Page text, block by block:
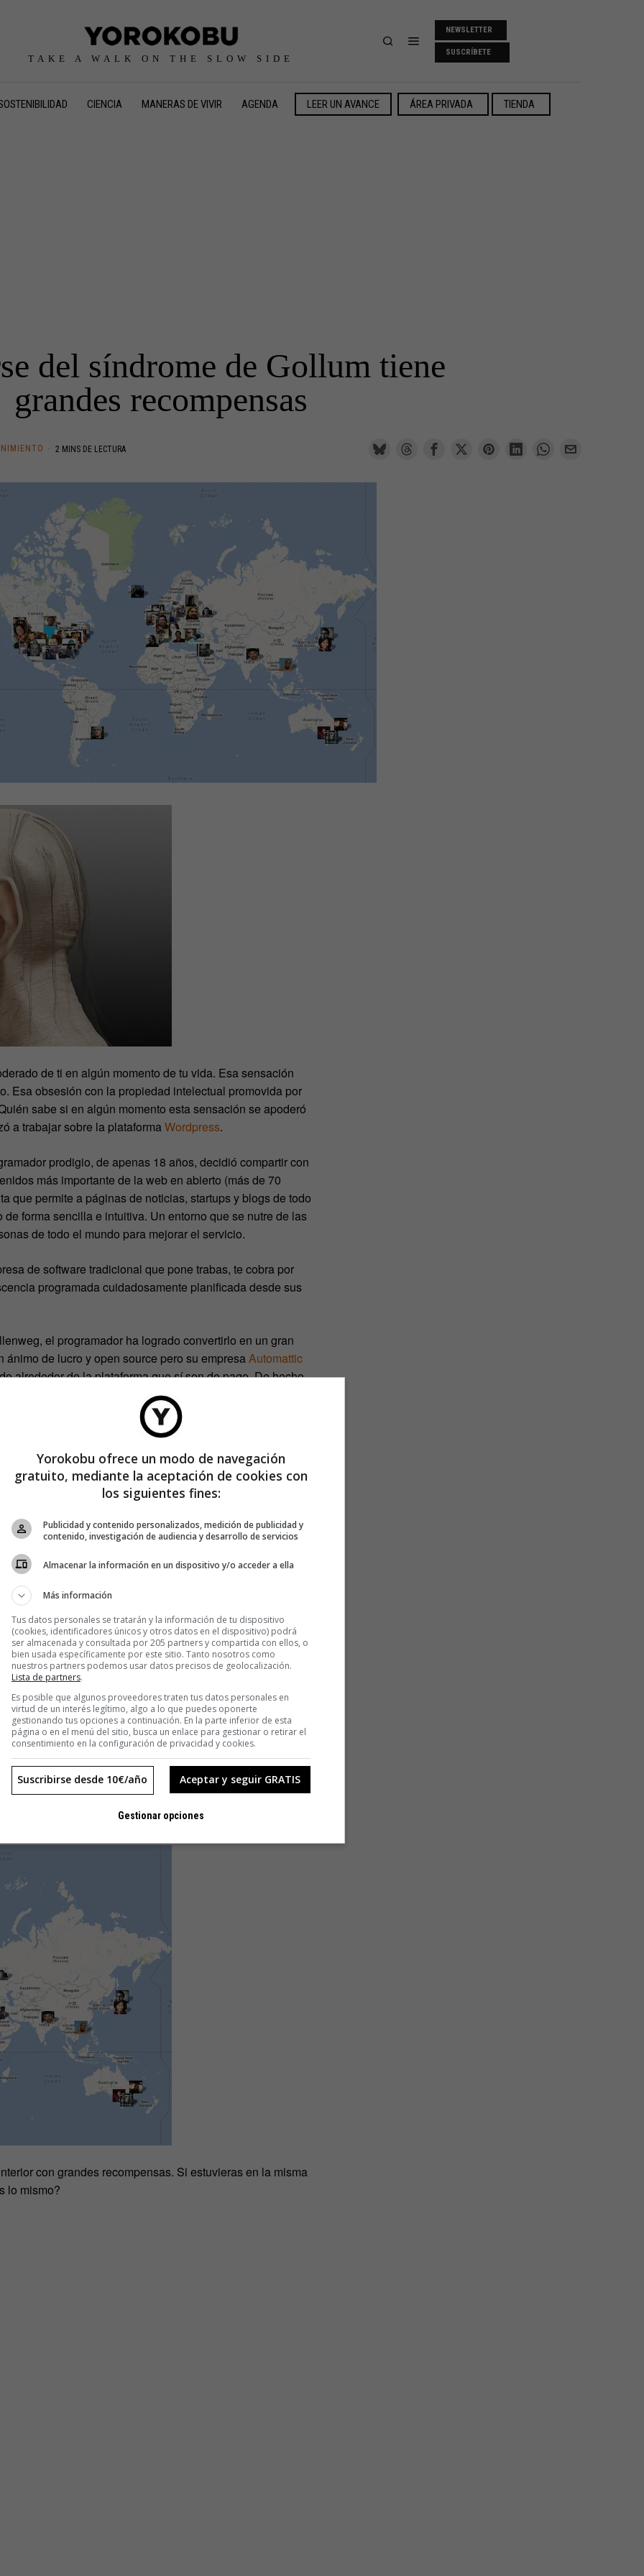
TAKE A WALK ON THE SLOW SIDE
NEWSLETTER
SUSCRÍBETE
CIENCIA MANERAS DE VIVIR AGENDA LEER UN AVANCE ÁREA PRIVADA TIENDA
del síndrome de Gollum tiene
grandes recompensas
2 MINS DE LECTURA
de ti en algún momento de tu vida. Esa sensación
Esa obsesión con la propiedad intelectual promovida por
sabe si en algún momento esta sensación se apoderó
a trabajar sobre la plataforma Wordpress.
prodigio, de apenas 18 años, decidió compartir con
más importante de la web en abierto (más de 70
que permite a páginas de noticias, startups y blogs de todo
forma sencilla e intuitiva. Un entorno que se nutre de las
de todo el mundo para mejorar el servicio.
de software tradicional que pone trabas, te cobra por
programada cuidadosamente planificada desde sus
el programador ha logrado convertirlo en un gran
de lucro y open source pero su empresa Automattic
alrededor de la plataforma que sí son de pago. De hecho,
prevé generar más de 45 millones de dólares en ingresos
Automattic. Sin Automattic Wordpress, no sería
de alojamiento premium a compañías como Techcrunch,
llevan anuncios de AdSense.
servicio Akismet, que filtra el spam que entra a la página.
y recibe una comisión por hacerlo.
pago a las compañías que no han podido solucionar
Polldaddy, VaultPress, Jetpack, Plinky o
Sus más de 100 empleados no trabajan en
en red:
con grandes recompensas. Si estuvieras en la misma
lo mismo?
Yorokobu ofrece un modo de navegación
gratuito, mediante la aceptación de cookies con
los siguientes fines:
Publicidad y contenido personalizados, medición de publicidad y
contenido, investigación de audiencia y desarrollo de servicios
Almacenar la información en un dispositivo y/o acceder a ella
Más información
Tus datos personales se tratarán y la información de tu dispositivo
(cookies, identificadores únicos y otros datos en el dispositivo) podrá
ser almacenada y consultada por 205 partners y compartida con ellos, o
bien usada específicamente por este sitio. Tanto nosotros como
nuestros partners podemos usar datos precisos de geolocalización.
Lista de partners.
Es posible que algunos proveedores traten tus datos personales en
virtud de un interés legítimo, algo a lo que puedes oponerte
gestionando tus opciones a continuación. En la parte inferior de esta
página o en el menú del sitio, busca un enlace para gestionar o retirar el
consentimiento en la configuración de privacidad y cookies.
Aceptar y seguir GRATIS
Suscribirse desde 10€/año
Gestionar opciones